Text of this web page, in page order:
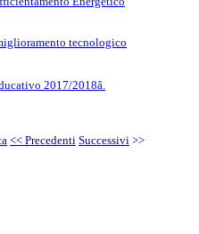
tecnologico
2017/2018â.
<< Precedenti Successivi >>